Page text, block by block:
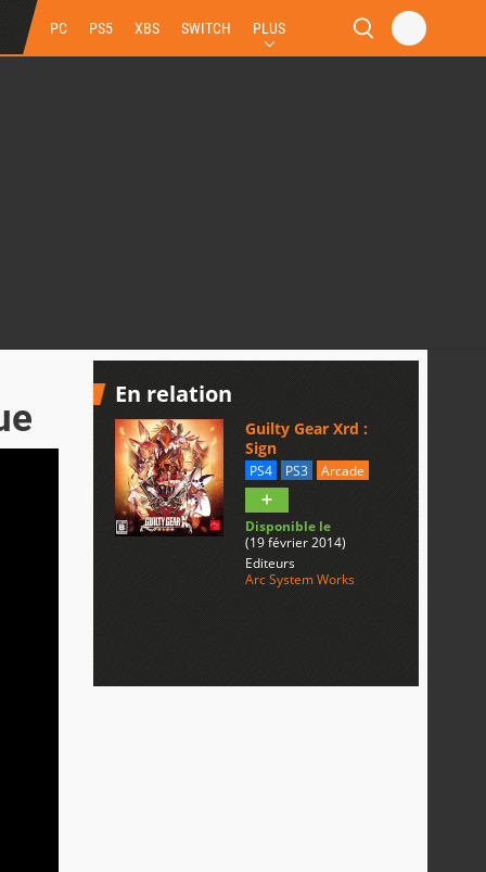
PC PS5 XBS SWITCH PLUS
En relation
Guilty Gear Xrd :
Sign
PS4 PS3 Arcade
Disponible le
(19 février 2014)
Editeurs
Arc System Works